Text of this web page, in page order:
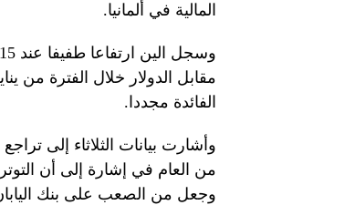
المالية في ألمانيا.
مقابل الدولار خلال الفترة من
الفائدة مجددا.
وأشارت بيانات الثلاثاء إلى
من العام في إشارة إلى أن
وجعل من الصعب على بنك اليابان